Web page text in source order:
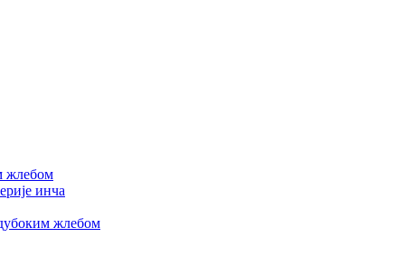
жлебом
инча
жлебом